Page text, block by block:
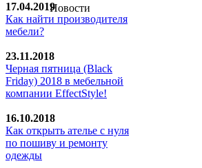
Новости
17.04.2019
Как найти производителя
мебели?
23.11.2018
Черная пятница (Black
Friday) 2018 в мебельной
компании EffectStyle!
16.10.2018
Как открыть ателье с нуля
по пошиву и ремонту
одежды